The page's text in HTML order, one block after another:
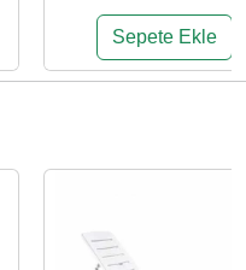
Sepete Ekle